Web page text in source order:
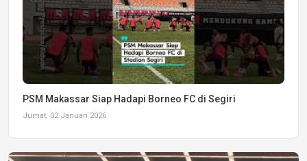
PSM Makassar Siap Hadapi Borneo FC di Segiri
Jumat, 02 Januari 2026